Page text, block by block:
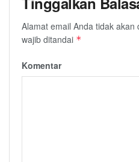
Alamat email Anda tidak akan
wajib ditandai *
Komentar